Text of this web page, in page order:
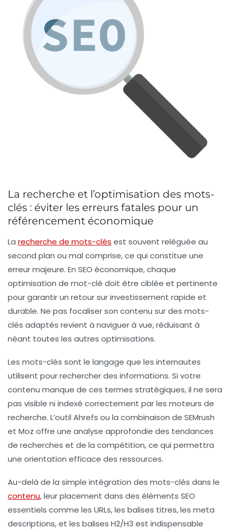
La recherche et l’optimisation des mots-
clés : éviter les erreurs fatales pour un
référencement économique
La recherche de mots-clés est souvent reléguée au
second plan ou mal comprise, ce qui constitue une
erreur majeure. En SEO économique, chaque
optimisation de mot-clé doit être ciblée et pertinente
pour garantir un retour sur investissement rapide et
durable. Ne pas focaliser son contenu sur des mots-
clés adaptés revient à naviguer à vue, réduisant à
néant toutes les autres optimisations.
Les mots-clés sont le langage que les internautes
utilisent pour rechercher des informations. Si votre
contenu manque de ces termes stratégiques, il ne sera
pas visible ni indexé correctement par les moteurs de
recherche. L’outil Ahrefs ou la combinaison de SEMrush
et Moz offre une analyse approfondie des tendances
de recherches et de la compétition, ce qui permettra
une orientation efficace des ressources.
Au-delà de la simple intégration des mots-clés dans le
contenu, leur placement dans des éléments SEO
essentiels comme les URLs, les balises titres, les meta
descriptions, et les balises H2/H3 est indispensable